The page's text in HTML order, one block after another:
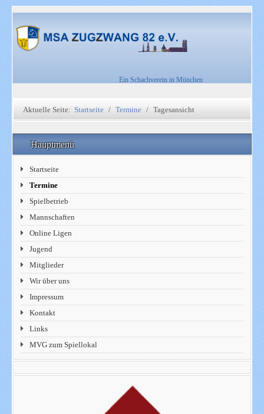
Ein Schachverein in München
Aktuelle Seite: Startseite Termine Tagesansicht
Hauptmenü
Startseite
Termine
Spielbetrieb
Mannschaften
Online Ligen
Jugend
Mitglieder
Wir über uns
Impressum
Kontakt
Links
MVG zum Spiellokal